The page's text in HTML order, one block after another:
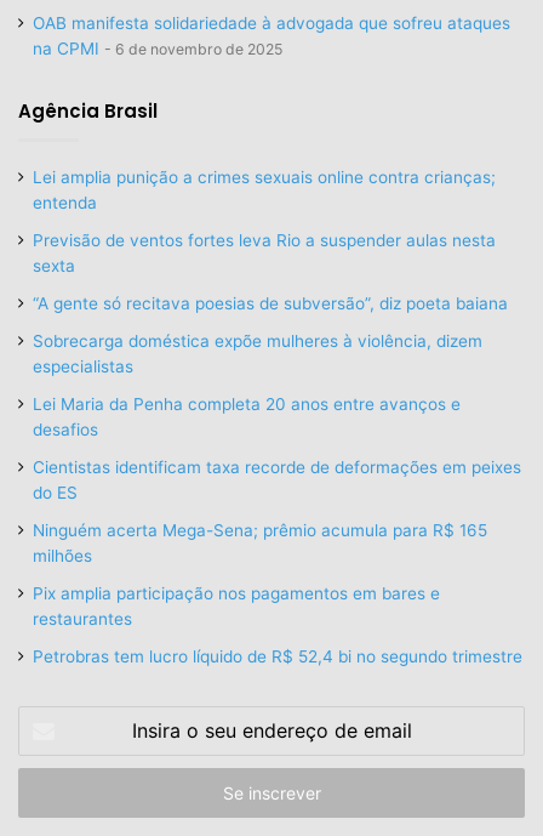
OAB manifesta solidariedade à advogada que sofreu ataques
na CPMI
6 de novembro de 2025
Agência Brasil
Lei amplia punição a crimes sexuais online contra crianças;
entenda
Previsão de ventos fortes leva Rio a suspender aulas nesta
sexta
“A gente só recitava poesias de subversão”, diz poeta baiana
Sobrecarga doméstica expõe mulheres à violência, dizem
especialistas
Lei Maria da Penha completa 20 anos entre avanços e
desafios
Cientistas identificam taxa recorde de deformações em peixes
do ES
Ninguém acerta Mega-Sena; prêmio acumula para R$ 165
milhões
Pix amplia participação nos pagamentos em bares e
restaurantes
Petrobras tem lucro líquido de R$ 52,4 bi no segundo trimestre
seu
de